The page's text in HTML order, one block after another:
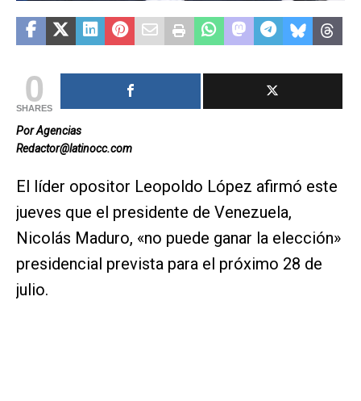
0
SHARES
Por Agencias
Redactor@latinocc.com
El líder opositor Leopoldo López afirmó este
jueves que el presidente de Venezuela,
Nicolás Maduro, «no puede ganar la elección»
presidencial prevista para el próximo 28 de
julio.